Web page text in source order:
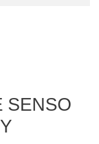
SENSO